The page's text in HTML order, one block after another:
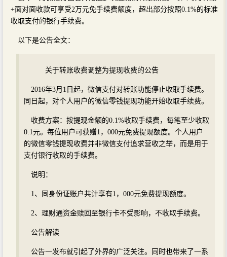
+面对面收款可享受2万元免手续费额度，超出部分按照0.1%的标准
收取支付的银行手续费。
以下是公告全文：
关于转账收费调整为提现收费的公告
2016年3月1日起，微信支付对转账功能停止收取手续费。
同日起，对个人用户的微信零钱提现功能开始收取手续费。
收费方案：按提现金额的0.1%收取手续费，每笔至少收取
0.1元。每位用户可获赠1，000元免费提现额度。个人用户
的微信零钱提现收费并非微信支付追求营收之举，而是用于
支付银行收取的手续费。
说明：
1、同身份证账户共计享有1，000元免费提现额度。
2、理财通资金赎回至银行卡不受影响，不收取手续费。
公告解读
公告一发布就引起了外界的广泛关注。同时也带来了一系